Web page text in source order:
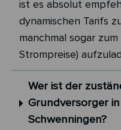
ist es absolut
dynamischen Tarifs
manchmal sogar
Strompreise)
Wer ist der
Grundversorger
Schwenningen?